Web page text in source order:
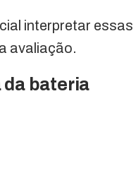
interpretar
avaliação.
da bateria